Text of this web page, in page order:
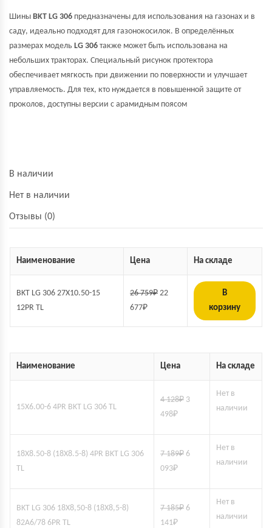
Шины BKT LG 306 предназначены для использования на газонах и в
саду, идеально подходят для газонокосилок. В определённых
размерах модель LG 306 также может быть использована на
небольших тракторах. Специальный рисунок протектора
обеспечивает мягкость при движении по поверхности и улучшает
управляемость. Для тех, кто нуждается в повышенной защите от
проколов, доступны версии с арамидным поясом
В наличии
Нет в наличии
Отзывы (0)
Наименование Цена На складе
BKT LG 306 27X10.50-15
12PR TL
26 759₽ 22
677₽
В
корзину
Наименование Цена На складе
15X6.00-6 4PR BKT LG 306 TL
4 128₽ 3
498₽
Нет в
наличии
18X8.50-8 (18X8.5-8) 4PR BKT LG 306
TL
7 189₽ 6
093₽
Нет в
наличии
BKT LG 306 18X8,50-8 (18X8,5-8)
82A6/78 6PR TL
7 185₽ 6
141₽
Нет в
наличии